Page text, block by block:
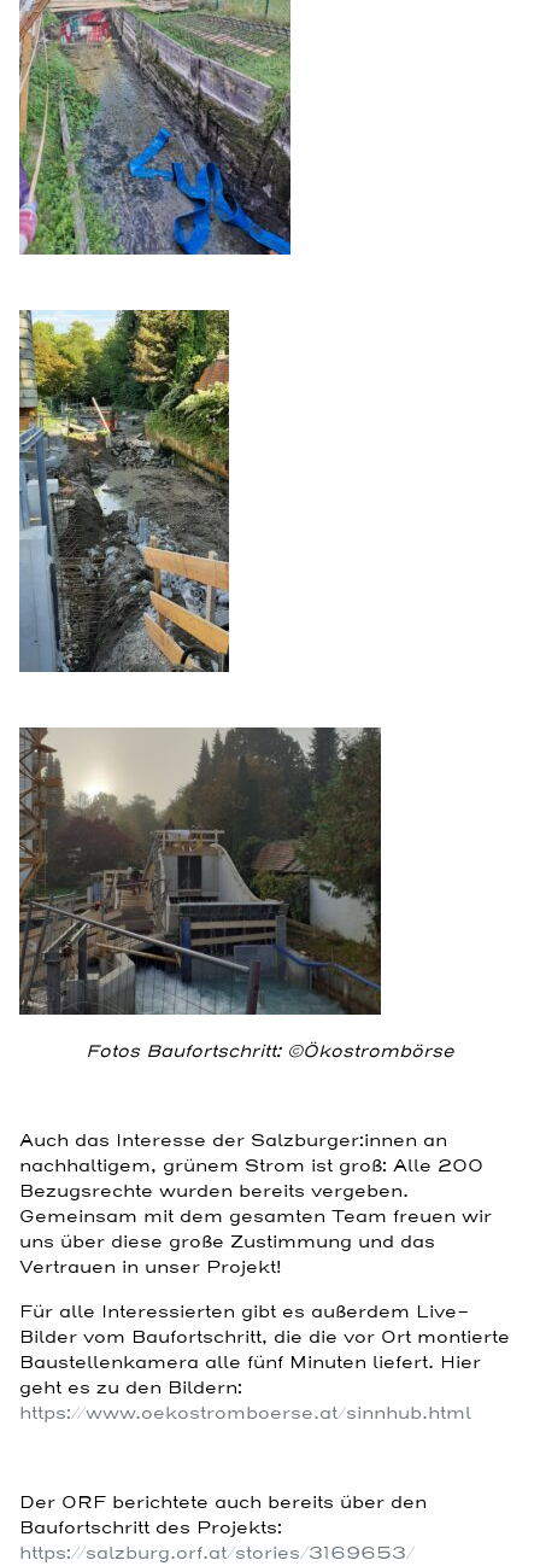
Fotos Baufortschritt: ©Ökostrombörse
Auch das Interesse der Salzburger:innen an
nachhaltigem, grünem Strom ist groß: Alle 200
Bezugsrechte wurden bereits vergeben.
Gemeinsam mit dem gesamten Team freuen wir
uns über diese große Zustimmung und das
Vertrauen in unser Projekt!
Für alle Interessierten gibt es außerdem Live-
Bilder vom Baufortschritt, die die vor Ort montierte
Baustellenkamera alle fünf Minuten liefert. Hier
geht es zu den Bildern:
https://www.oekostromboerse.at/sinnhub.html
Der ORF berichtete auch bereits über den
Baufortschritt des Projekts:
https://salzburg.orf.at/stories/3169653/